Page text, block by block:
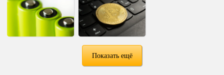
Показать ещё